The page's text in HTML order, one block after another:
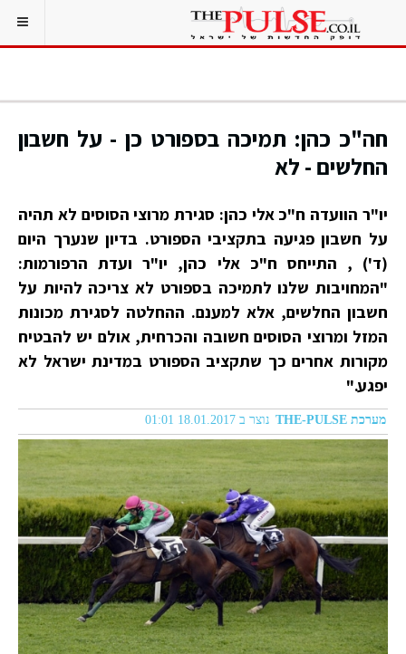
חה"כ כהן: תמיכה בספורט כן - על חשבון
החלשים - לא
יו"ר הוועדה ח"כ אלי כהן: סגירת מרוצי הסוסים לא תהיה
על חשבון פגיעה בתקציבי הספורט. בדיון שנערך היום
(ד') , התייחס ח"כ אלי כהן, יו"ר ועדת הרפורמות:
"המחויבות שלנו לתמיכה בספורט לא צריכה להיות על
חשבון החלשים, אלא למענם. ההחלטה לסגירת מכונות
המזל ומרוצי הסוסים חשובה והכרחית, אולם יש להבטיח
מקורות אחרים כך שתקציב הספורט במדינת ישראל לא
יפגע."
מערכת THE-PULSE נוצר ב 18.01.2017 01:01